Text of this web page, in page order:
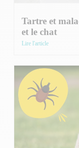
Tartre et
et le chat
Lire l'article